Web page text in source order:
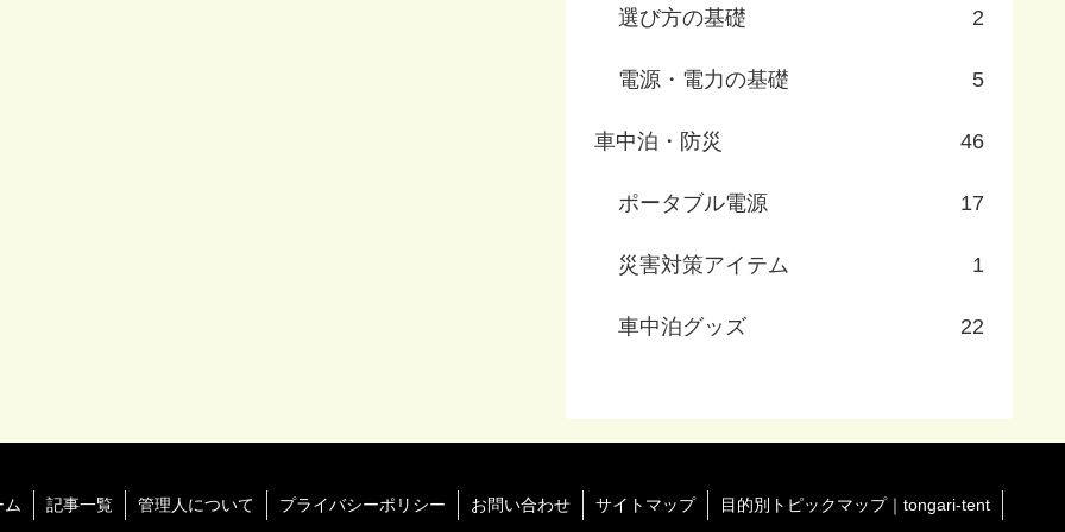
選び方の基礎 2
電源・電力の基礎 5
車中泊・防災 46
ポータブル電源 17
災害対策アイテム 1
車中泊グッズ 22
ム 記事一覧 管理人について プライバシーポリシー お問い合わせ サイトマップ 目的別トピックマップ｜tongari-tent